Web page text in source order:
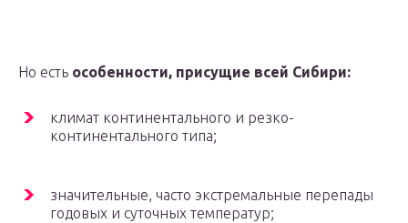
Но есть особенности, присущие всей Сибири:
климат континентального и резко-
континентального типа;
значительные, часто экстремальные перепады
годовых и суточных температур;